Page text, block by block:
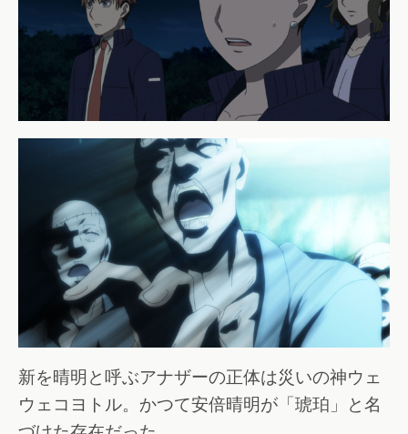
新を晴明と呼ぶアナザーの正体は災いの神ウェ
ウェコヨトル。かつて安倍晴明が「琥珀」と名